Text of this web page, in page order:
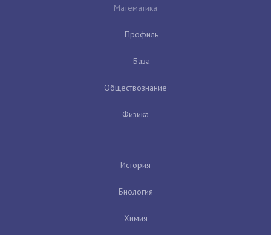
Математика
Профиль
База
Обществознание
Физика
История
Биология
Химия